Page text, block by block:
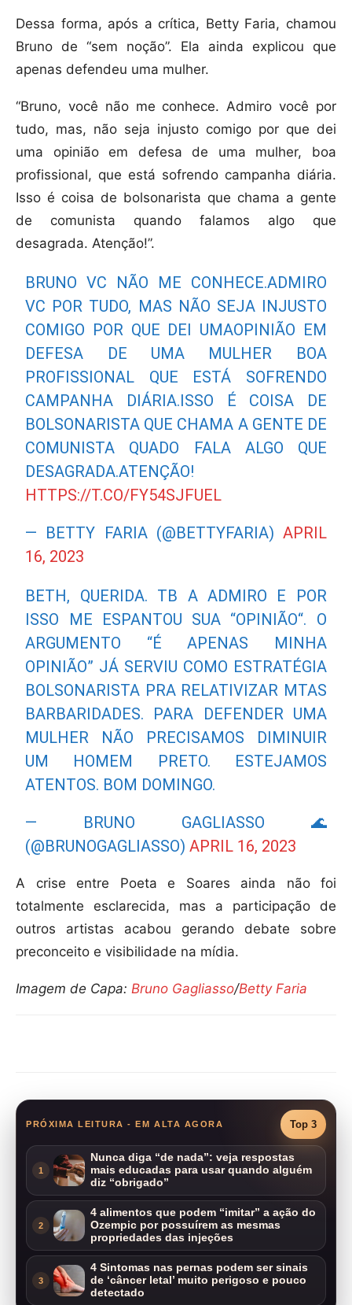
Dessa forma, após a crítica, Betty Faria, chamou
Bruno de “sem noção”. Ela ainda explicou que
apenas defendeu uma mulher.
“Bruno, você não me conhece. Admiro você por
tudo, mas, não seja injusto comigo por que dei
uma opinião em defesa de uma mulher, boa
profissional, que está sofrendo campanha diária.
Isso é coisa de bolsonarista que chama a gente
de comunista quando falamos algo que
desagrada. Atenção!”.
BRUNO VC NÃO ME CONHECE.ADMIRO
VC POR TUDO, MAS NÃO SEJA INJUSTO
COMIGO POR QUE DEI UMAOPINIÃO EM
DEFESA DE UMA MULHER BOA
PROFISSIONAL QUE ESTÁ SOFRENDO
CAMPANHA DIÁRIA.ISSO É COISA DE
BOLSONARISTA QUE CHAMA A GENTE DE
COMUNISTA QUADO FALA ALGO QUE
DESAGRADA.ATENÇÃO!
HTTPS://T.CO/FY54SJFUEL
— BETTY FARIA (@BETTYFARIA) APRIL
16, 2023
BETH, QUERIDA. TB A ADMIRO E POR
ISSO ME ESPANTOU SUA “OPINIÃO“. O
ARGUMENTO “É APENAS MINHA
OPINIÃO” JÁ SERVIU COMO ESTRATÉGIA
BOLSONARISTA PRA RELATIVIZAR MTAS
BARBARIDADES. PARA DEFENDER UMA
MULHER NÃO PRECISAMOS DIMINUIR
UM HOMEM PRETO. ESTEJAMOS
ATENTOS. BOM DOMINGO.
— BRUNO GAGLIASSO 🌊
(@BRUNOGAGLIASSO)APRIL 16, 2023
A crise entre Poeta e Soares ainda não foi
totalmente esclarecida, mas a participação de
outros artistas acabou gerando debate sobre
preconceito e visibilidade na mídia.
Imagem de Capa: Bruno Gagliasso/Betty Faria
PRÓXIMA LEITURA - EM ALTA AGORA Top 3
1
Nunca diga “de nada”: veja respostas
mais educadas para usar quando alguém
diz “obrigado”
2
4 alimentos que podem “imitar” a ação do
Ozempic por possuírem as mesmas
propriedades das injeções
3
4 Sintomas nas pernas podem ser sinais
de ‘câncer letal’ muito perigoso e pouco
detectado